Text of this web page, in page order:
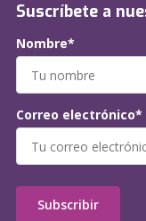
Suscríbete a
Nombre*
Correo electrónico*
Subscribir